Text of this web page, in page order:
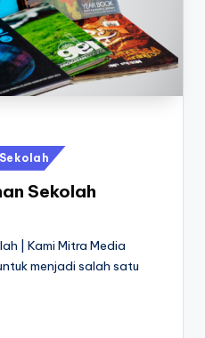
Sekolah
| Kami Mitra Media
menjadi salah satu